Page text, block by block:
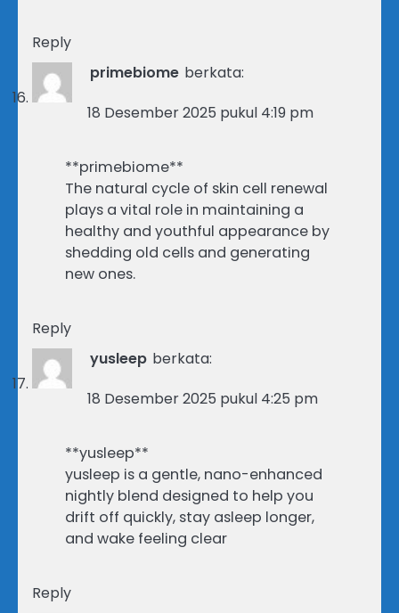
Reply
primebiome berkata:
18 Desember 2025 pukul 4:19 pm
**primebiome**
The natural cycle of skin cell renewal
plays a vital role in maintaining a
healthy and youthful appearance by
shedding old cells and generating
new ones.
Reply
yusleep berkata:
18 Desember 2025 pukul 4:25 pm
**yusleep**
yusleep is a gentle, nano-enhanced
nightly blend designed to help you
drift off quickly, stay asleep longer,
and wake feeling clear
Reply